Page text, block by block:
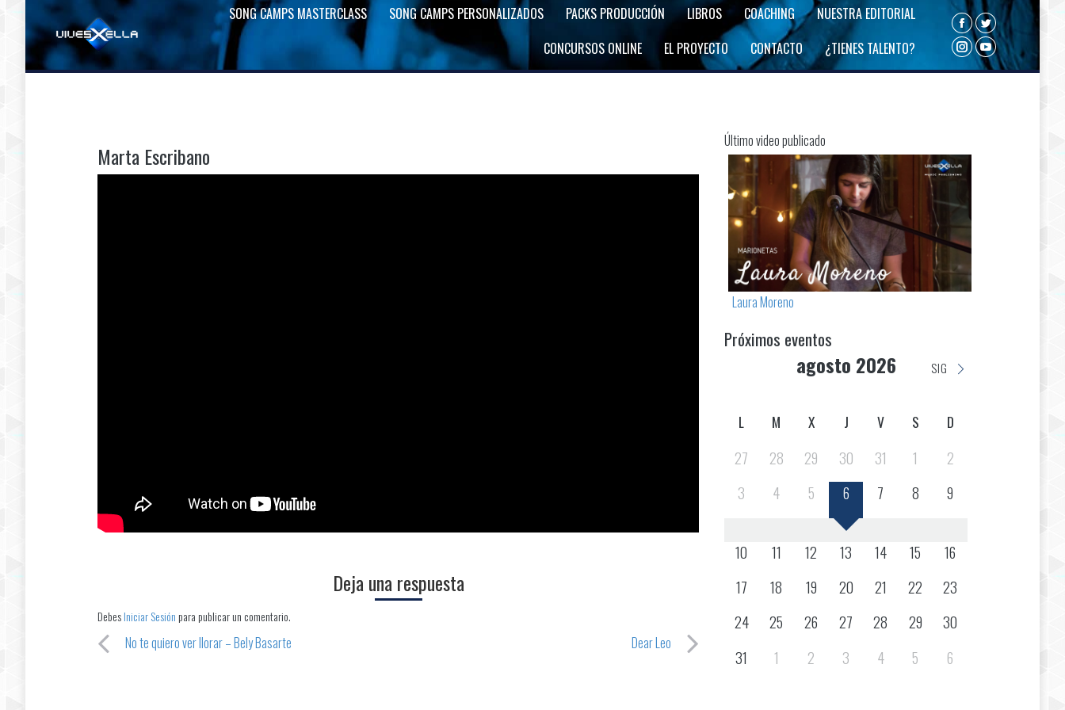
SONG CAMPS MASTERCLASS SONG CAMPS PERSONALIZADOS PACKS PRODUCCIÓN LIBROS COACHING
NUESTRA EDITORIAL
CONCURSOS ONLINE
EL PROYECTO CONTACTO ¿TIENES TALENTO?
Facebook
Twitter
Instagram
YouTube
Marta Escribano
Deja una respuesta
DebesIniciar Sesión para publicar un comentario.
Post navigation
No te quiero ver llorar – Bely Basarte Dear Leo
Último video publicado
Laura Moreno
Próximos eventos
agosto 2026 SIG
L M X J V S D
27 28 29 30 31 1
2
3
4 5 6 7 8 9
10 11 12 13 14 15
16
17
18 19 20 21 22
23
24
25 26 27 28 29
30
31
1 2 3 4 5 6